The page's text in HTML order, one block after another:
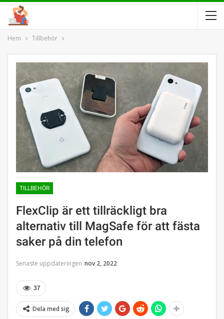
Hem Tillbehör
TILLBEHÖR
FlexClip är ett tillräckligt bra
alternativ till MagSafe för att fästa
saker på din telefon
Senaste uppdateringen nov 2, 2022
37
Dela med sig